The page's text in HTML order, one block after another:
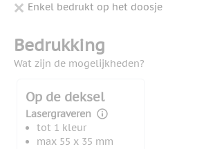
Enkel bedrukt op het doosje
Bedrukking
Wat zijn de mogelijkheden?
Op de deksel
Lasergraveren
tot 1 kleur
max 55 x 35 mm